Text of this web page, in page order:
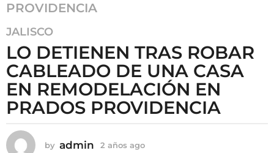
PROVIDENCIA
2
a
ñ
o
s
a
g
o
2
JALISCO
LO DETIENEN TRAS ROBAR
CABLEADO DE UNA CASA
EN REMODELACIÓN EN
PRADOS PROVIDENCIA
by admin 2 años ago